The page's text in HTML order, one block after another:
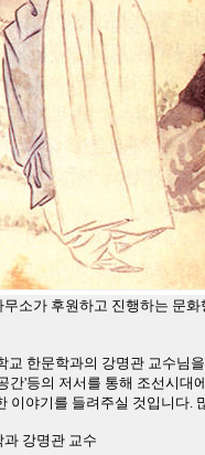
소가 후원하고 진행하는 문
교 한문학과의 강명관 교수님
간'등의 저서를 통해 조선시
이야기를 들려주실 것입니다.
강명관 교수